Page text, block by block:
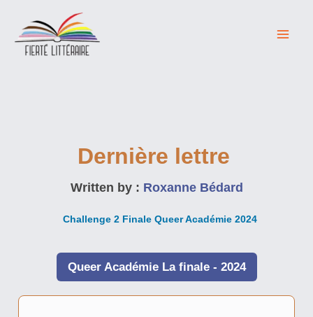
content
Dernière lettre
Written by : Roxanne Bédard
Challenge 2 Finale Queer Académie 2024
Queer Académie La finale - 2024